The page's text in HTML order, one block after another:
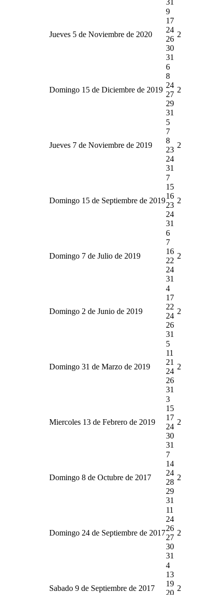
Jueves 5 de Noviembre de 2020
9
17
24
26
30
31
2
Domingo 15 de Diciembre de 2019
6
8
24
27
29
31
2
Jueves 7 de Noviembre de 2019
5
7
8
23
24
31
2
Domingo 15 de Septiembre de 2019
7
15
16
23
24
31
2
Domingo 7 de Julio de 2019
6
7
16
22
24
31
2
Domingo 2 de Junio de 2019
4
17
22
24
26
31
2
Domingo 31 de Marzo de 2019
5
11
21
24
26
31
2
Miercoles 13 de Febrero de 2019
3
15
17
24
30
31
2
Domingo 8 de Octubre de 2017
7
14
24
28
29
31
2
Domingo 24 de Septiembre de 2017
11
24
26
27
30
31
2
Sabado 9 de Septiembre de 2017
4
13
19
20
2